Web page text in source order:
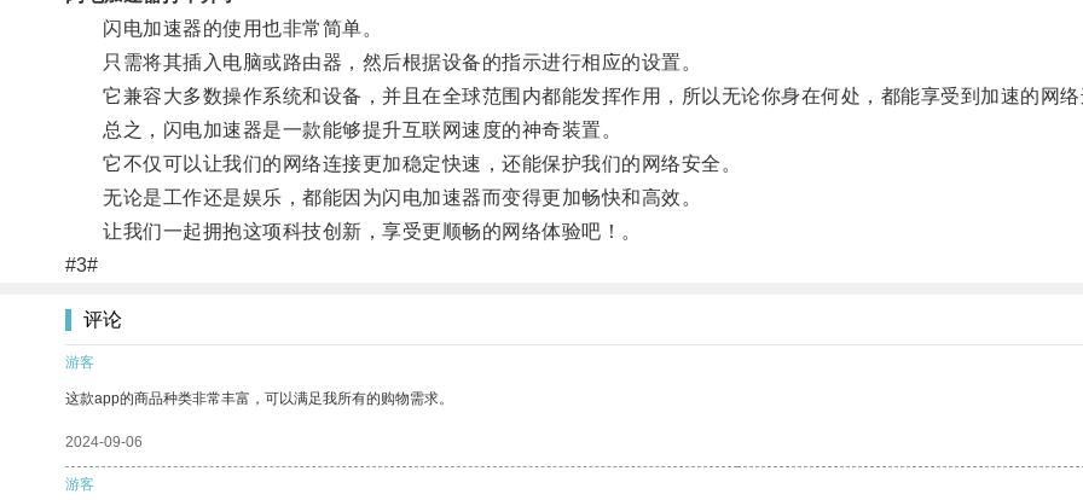
闪电加速器的使用也非常简单。
只需将其插入电脑或路由器，然后根据设备的指示进行相应的设置。
它兼容大多数操作系统和设备，并且在全球范围内都能发挥作用，所以无论你身在何处，都能享受到加速的网络
总之，闪电加速器是一款能够提升互联网速度的神奇装置。
它不仅可以让我们的网络连接更加稳定快速，还能保护我们的网络安全。
无论是工作还是娱乐，都能因为闪电加速器而变得更加畅快和高效。
让我们一起拥抱这项科技创新，享受更顺畅的网络体验吧！。
#3#
评论
游客
这款app的商品种类非常丰富，可以满足我所有的购物需求。
2024-09-06
游客